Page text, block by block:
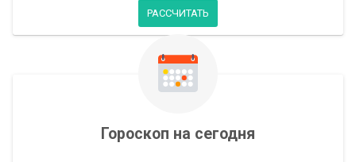
РАССЧИТАТЬ
Гороскоп на сегодня